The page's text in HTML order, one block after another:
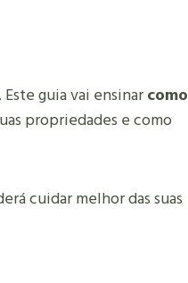
guia vai ensinarcomo
propriedades e como
cuidar melhor das suas